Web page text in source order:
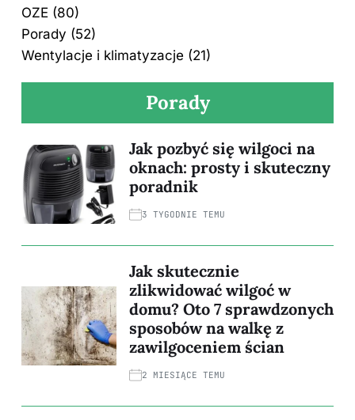
OZE (80)
Porady (52)
Wentylacje i klimatyzacje (21)
Porady
Jak pozbyć się wilgoci na
oknach: prosty i skuteczny
poradnik
3 TYGODNIE TEMU
Jak skutecznie
zlikwidować wilgoć w
domu? Oto 7 sprawdzonych
sposobów na walkę z
zawilgoceniem ścian
2 MIESIĄCE TEMU